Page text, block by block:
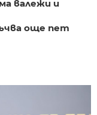
валежи и
още пет